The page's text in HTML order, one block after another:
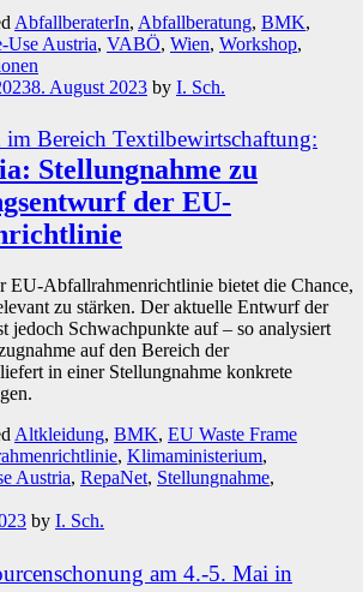
AbfallberaterIn, Abfallberatung, BMK,
Use Austria, VABÖ, Wien, Workshop,
8. August 2023 by I. Sch.
im Bereich Textilbewirtschaftung:
Stellungnahme zu
der EU-
EU-Abfallrahmenrichtlinie bietet die Chance,
zu stärken. Der aktuelle Entwurf der
jedoch Schwachpunkte auf – so analysiert
auf den Bereich der
in einer Stellungnahme konkrete
Altkleidung, BMK, EU Waste Frame
, Klimaministerium,
Austria, RepaNet, Stellungnahme,
by I. Sch.
am 4.-5. Mai in